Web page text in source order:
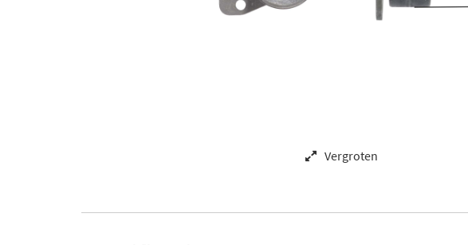
Vergroten